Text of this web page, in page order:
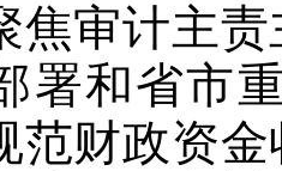
焦审计主
署和省市
范财政资